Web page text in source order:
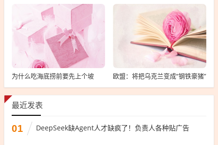
为什么吃海底捞前要先上个坡 欧盟：将把乌克兰变成“钢铁豪猪”
最近发表
01 DeepSeek缺Agent人才缺疯了！负责人各种贴广告